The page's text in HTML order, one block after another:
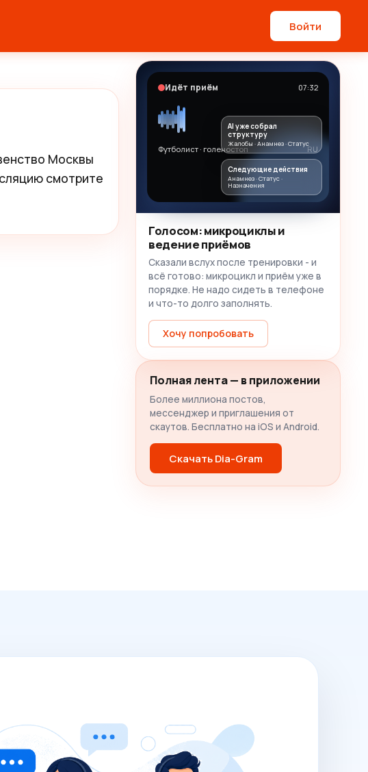
Войти
Москвы
смотрите
Идёт приём 07:32
Футболист · голеностоп RU
AI уже собрал
структуру
Жалобы · Анамнез · Статус
Следующие действия
Анамнез · Статус ·
Назначения
Голосом: микроциклы и
ведение приёмов
Сказали вслух после тренировки - и
всё готово: микроцикл и приём уже в
порядке. Не надо сидеть в телефоне
и что-то долго заполнять.
Хочу попробовать
Полная лента — в приложении
Более миллиона постов,
мессенджер и приглашения от
скаутов. Бесплатно на iOS и Android.
Скачать Dia-Gram